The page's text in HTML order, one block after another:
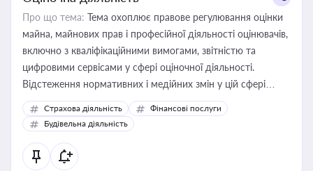
Про що тема: Тема охоплює правове регулювання оцінки
майна, майнових прав і професійної діяльності оцінювачів,
включно з кваліфікаційними вимогами, звітністю та
цифровими сервісами у сфері оціночної діяльності.
Відстеження нормативних і медійних змін у цій сфері
корисне для власника бізнесу, керівника, юриста або
бухгалтера під час оподаткування, приватизації, оренди
державного майна, корпоративних угод і перевірки
статусу суб'єктів оціночної діяльності
Страхова діяльність
Фінансові послуги
Будівельна діяльність